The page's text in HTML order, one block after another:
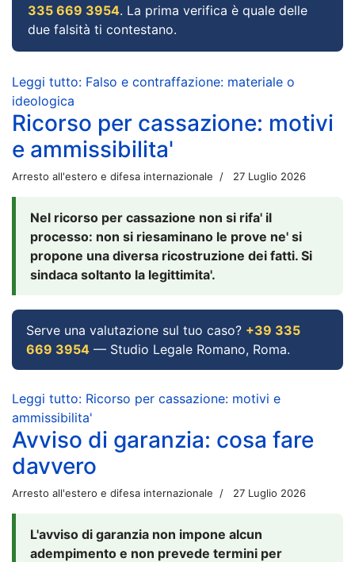
335 669 3954. La prima verifica è quale delle
due falsità ti contestano.
Leggi tutto: Falso e contraffazione: materiale o
ideologica
Ricorso per cassazione: motivi
e ammissibilita'
Arresto all'estero e difesa internazionale 27 Luglio 2026
Nel ricorso per cassazione non si rifa' il
processo: non si riesaminano le prove ne' si
propone una diversa ricostruzione dei fatti. Si
sindaca soltanto la legittimita'.
Serve una valutazione sul tuo caso? +39 335
669 3954 — Studio Legale Romano, Roma.
Leggi tutto: Ricorso per cassazione: motivi e
ammissibilita'
Avviso di garanzia: cosa fare
davvero
Arresto all'estero e difesa internazionale 27 Luglio 2026
L'avviso di garanzia non impone alcun
adempimento e non prevede termini per